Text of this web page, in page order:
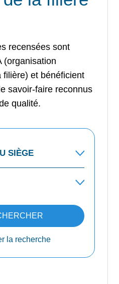
recensées sont
(organisation
filière) et bénéficient
savoir-faire reconnus
qualité.
la recherche